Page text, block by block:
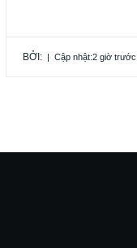
BỞI: | Cập nhật:2 giờ trước